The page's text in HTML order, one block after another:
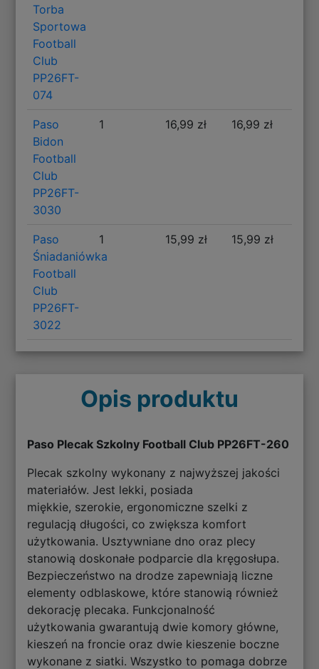
Torba
Sportowa
Football
Club
PP26FT-
074
Paso
Bidon
Football
Club
PP26FT-
3030
1 16,99 zł 16,99 zł
Paso
Śniadaniówka
Football
Club
PP26FT-
3022
1 15,99 zł 15,99 zł
Opis produktu
Paso Plecak Szkolny Football Club PP26FT-260
Plecak szkolny wykonany z najwyższej jakości
materiałów. Jest lekki, posiada
miękkie, szerokie, ergonomiczne szelki z
regulacją długości, co zwiększa komfort
użytkowania. Usztywniane dno oraz plecy
stanowią doskonałe podparcie dla kręgosłupa.
Bezpieczeństwo na drodze zapewniają liczne
elementy odblaskowe, które stanowią również
dekorację plecaka. Funkcjonalność
użytkowania gwarantują dwie komory główne,
kieszeń na froncie oraz dwie kieszenie boczne
wykonane z siatki. Wszystko to pomaga dobrze